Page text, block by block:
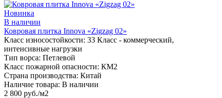
Новинка
В наличии
Ковровая плитка Innova «Zigzag 02»
Класс износостойкости: 33 Класс - коммерческий,
интенсивные нагрузки
Тип ворса: Петлевой
Класс пожарной опасности: КМ2
Страна производства: Китай
Наличие товара: В наличии
2 800 руб./м2